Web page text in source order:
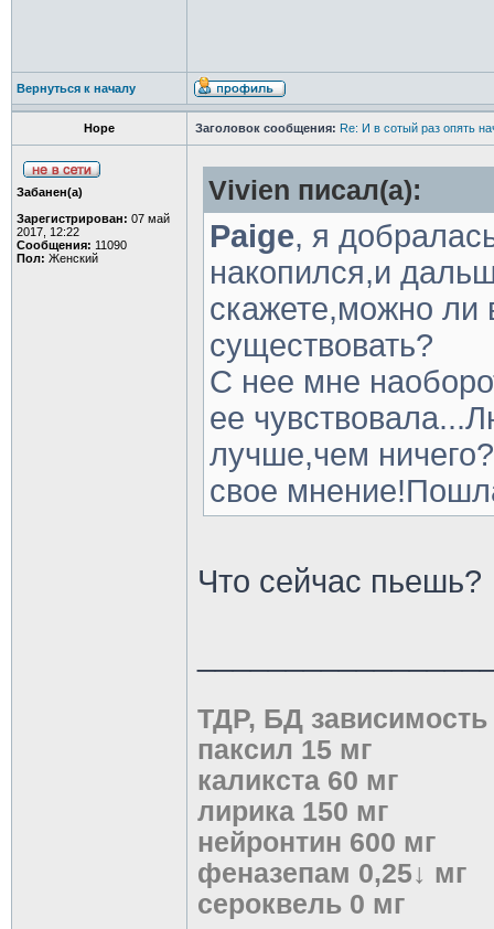
Вернуться к началу
Hope Заголовок сообщения: Re: И в сотый раз опять
Забанен(а)
Зарегистрирован: 07 май
2017, 12:22
Сообщения: 11090
Пол: Женский
Vivien писал(а):
Paige, я
накопился,и
скажете,можно ли
существовать?
С нее мне
ее
лучше,чем
свое
Что сейчас пьешь?
ТДР, БД зависимость
паксил 15 мг
каликста 60 мг
лирика 150 мг
нейронтин 600 мг
феназепам 0,25↓ мг
сероквель 0 мг